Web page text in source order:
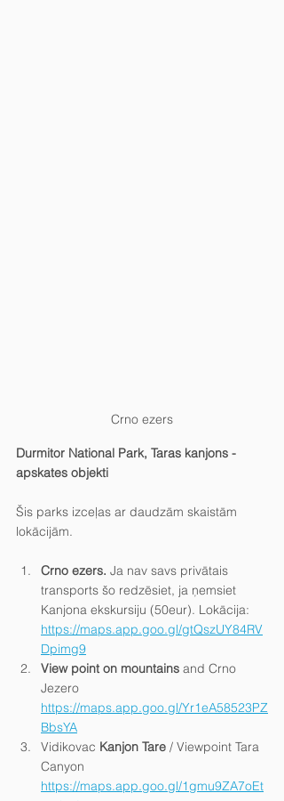
Crno ezers
Durmitor National Park, Taras kanjons -
apskates objekti
Šis parks izceļas ar daudzām skaistām
lokācijām.
Crno ezers. Ja nav savs privātais
transports šo redzēsiet, ja ņemsiet
Kanjona ekskursiju (50eur). Lokācija:
https://maps.app.goo.gl/gtQszUY84RV
Dpimg9
View point on mountains and Crno
Jezero
https://maps.app.goo.gl/Yr1eA58523PZ
BbsYA
Vidikovac Kanjon Tare / Viewpoint Tara
Canyon
https://maps.app.goo.gl/1gmu9ZA7oEt